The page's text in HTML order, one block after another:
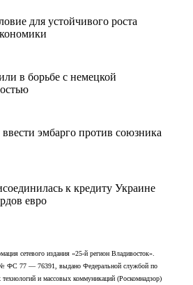
для устойчивого роста
в борьбе с немецкой
эмбарго против союзника
к кредиту Украине
евро
сетевого издания «25-й регион Владивосток».
ФС 77 — 76391, выдано Федеральной службой по
и массовых коммуникаций (Роскомнадзор)